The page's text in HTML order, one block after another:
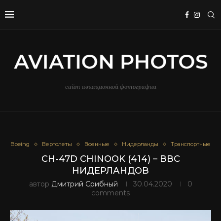
сайт авиационной фотографии
Boeing Вертолеты Военные Нидерланды Транспортные
CH-47D CHINOOK (414) – ВВС
НИДЕРЛАНДОВ
автор Дмитрий Срибный 30.04.2020
0
comments